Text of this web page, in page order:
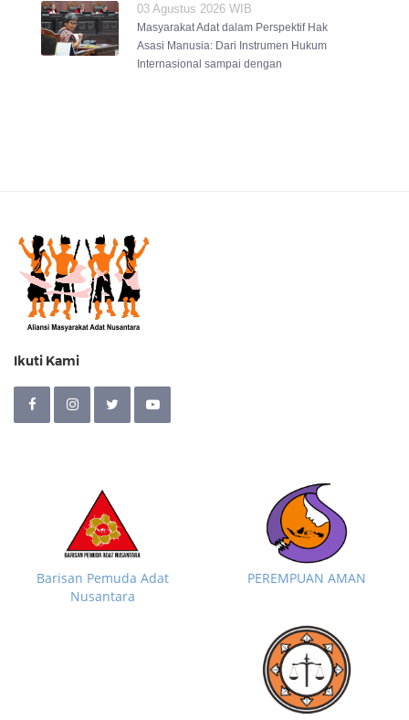
03 Agustus 2026 WIB
Masyarakat Adat dalam Perspektif Hak
Asasi Manusia: Dari Instrumen Hukum
Internasional sampai dengan
Ikuti Kami
Barisan Pemuda Adat
Nusantara
PEREMPUAN AMAN